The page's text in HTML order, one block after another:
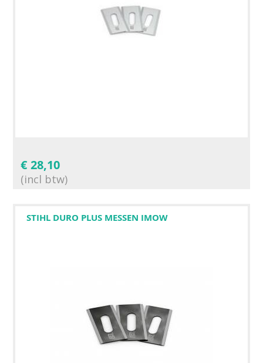
€ 28,10
(incl btw)
STIHL DURO PLUS MESSEN IMOW